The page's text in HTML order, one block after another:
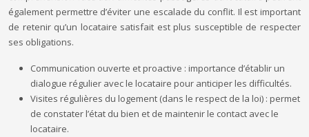
également permettre d’éviter une escalade du conflit. Il est important
de retenir qu’un locataire satisfait est plus susceptible de respecter
ses obligations.
Communication ouverte et proactive : importance d’établir un
dialogue régulier avec le locataire pour anticiper les difficultés.
Visites régulières du logement (dans le respect de la loi) : permet
de constater l’état du bien et de maintenir le contact avec le
locataire.